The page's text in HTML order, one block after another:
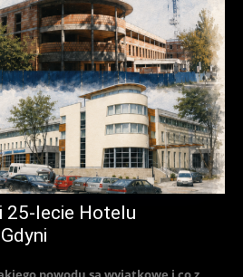
25-lecie Hotelu